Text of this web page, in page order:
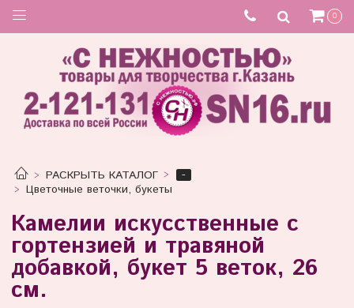
0
РАСКРЫТЬ КАТАЛОГ
-
Цветочные веточки, букеты
Камелии искусственные с
гортензией и травяной
добавкой, букет 5 веток, 26
см.
Товар отсутствует